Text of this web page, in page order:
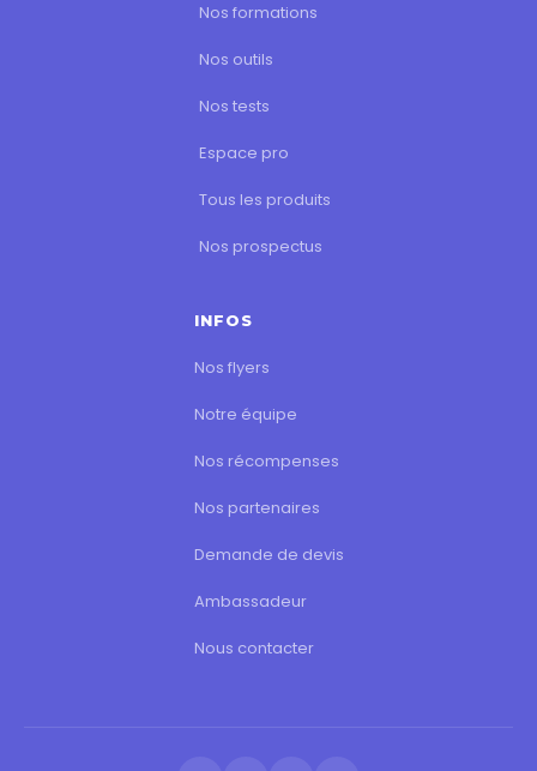
Nos formations
Nos outils
Nos tests
Espace pro
Tous les produits
Nos prospectus
INFOS
Nos flyers
Notre équipe
Nos récompenses
Nos partenaires
Demande de devis
Ambassadeur
Nous contacter